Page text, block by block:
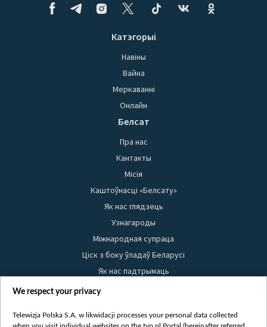
Катэгорыі
Навіны
Вайна
Меркаванні
Онлайн
Белсат
Пра нас
Кантакты
Місія
Каштоўнасці «Белсату»
Як нас глядзець
Узнагароды
Міжнародная супраца
Ціск з боку ўладаў Беларусі
Як нас падтрымаць
Правілы выкарыстання матэрыялаў
Бяспека
We respect your privacy
Telewizja Polska S.A. w likwidacji processes your personal data collected